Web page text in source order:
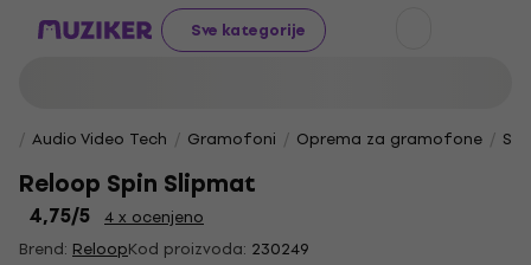
Sve kategorije
Audio Video Tech Gramofoni Oprema za gramofone
Reloop Spin Slipmat
4,75/5 4 x ocenjeno
Brend: ReloopKod proizvoda: 230249